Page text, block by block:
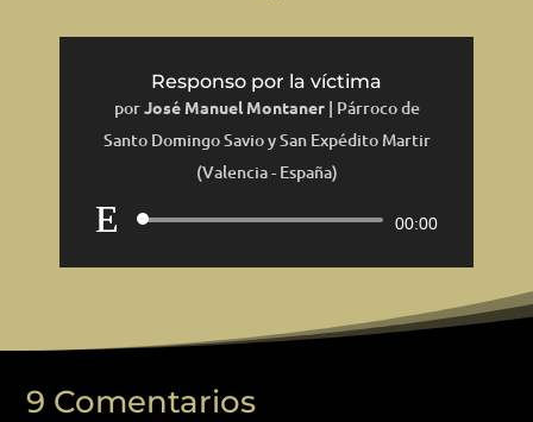
Responso por la víctima
porJosé Manuel Montaner| Párroco de
Santo Domingo Savio y San Expédito Martir
(Valencia - España)
Reproductor
00:00
9 Comentarios